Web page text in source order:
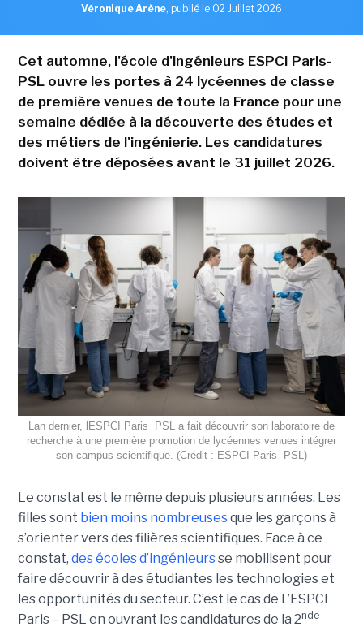
Véronique Arène, publié le 02 Juillet 2026
Cet automne, l'école d'ingénieurs ESPCI Paris-
PSL ouvre les portes à 24 lycéennes de classe
de première venues de toute la France pour une
semaine dédiée à la découverte des études et
des métiers de l'ingénierie. Les candidatures
doivent être déposées avant le 31 juillet 2026.
Lan dernier, lESPCI Paris  PSL a fait découvrir son laboratoire de
recherche à une première promotion de lycéennes venues intégrer
son campus scientifique. (Crédit : ESPCI Paris  PSL)
Le constat est le même depuis plusieurs années. Les
filles sont bien moins nombreusesque les garçons à
s’orienter vers des filières scientifiques. Face à ce
constat, des écoles d’ingénieursse mobilisent pour
faire découvrir à des étudiantes les technologies et
les opportunités du secteur. C’est le cas de L’ESPCI
Paris – PSL en ouvrant les candidatures de la 2nde